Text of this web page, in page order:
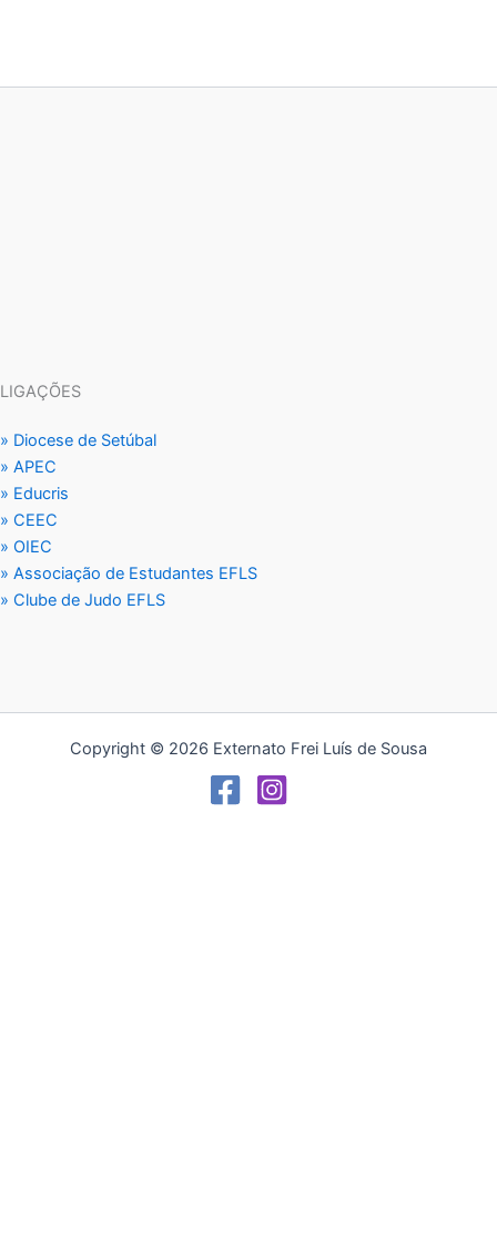
LIGAÇÕES
» Diocese de Setúbal
» APEC
» Educris
» CEEC
» OIEC
» Associação de Estudantes EFLS
» Clube de Judo EFLS
Copyright © 2026 Externato Frei Luís de Sousa